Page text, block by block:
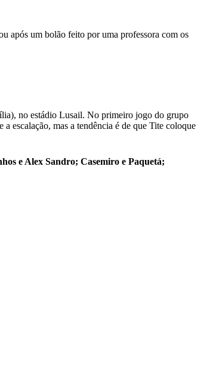
após um bolão feito por uma professora com os
no estádio Lusail. No primeiro jogo do grupo
escalação, mas a tendência é de que Tite coloque
e Alex Sandro; Casemiro e Paquetá;